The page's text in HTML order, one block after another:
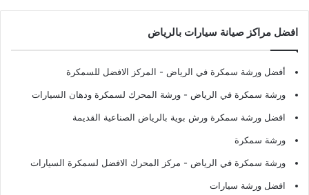
افضل مراكز صيانة سيارات بالرياض
أفضل ورشة سمكرة في الرياض - المركز الافضل للسمكرة
ورشة سمكرة في الرياض - ورشة المحرك لسمكرة ودهان السيارات
افضل ورشة سمكرة ورش بوية بالرياض الصناعية القديمة
ورشة سمكرة
ورشة سمكرة في الرياض - مركز المحرك الافضل لسمكرة السيارات
افضل ورشة سيارات